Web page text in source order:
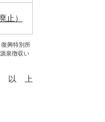
止）
復興特別所
泉徴収い
以 上